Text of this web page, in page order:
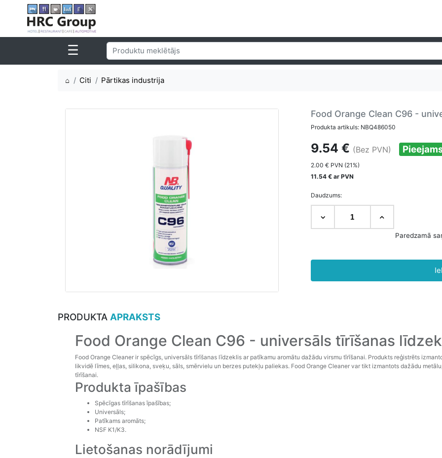
⌂ Citi Pārtikas industrija
Food Orange Clean C96 -
Produkta artikuls: NBQ486050
9.54 € (Bez PVN)
2.00 € PVN (21%)
11.54 € ar PVN
Daudzums:
PRODUKTA APRAKSTS
Food Orange Clean C96 - universāls tīrīšanas
Food Orange Cleaner ir spēcīgs, universāls tīrīšanas līdzeklis ar patīkamu aromātu dažādu virsmu tīrīšanai. Produkts reģistrēts
likvidē līmes, eļļas, silikona, sveķu, sāls, smērvielu un berzes putekļu paliekas. Food Orange Cleaner var tikt izmantots dažādu
tīrīšanai.
Produkta īpašības
Spēcīgas tīrīšanas īpašības;
Universāls;
Patīkams aromāts;
NSF K1/K3.
Lietošanas norādījumi